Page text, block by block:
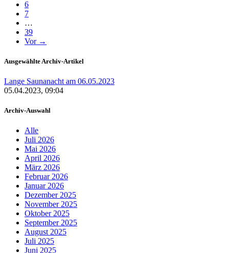
6
7
…
39
Vor →
Ausgewählte Archiv-Artikel
Lange Saunanacht am 06.05.2023
05.04.2023, 09:04
Archiv-Auswahl
Alle
Juli 2026
Mai 2026
April 2026
März 2026
Februar 2026
Januar 2026
Dezember 2025
November 2025
Oktober 2025
September 2025
August 2025
Juli 2025
Juni 2025